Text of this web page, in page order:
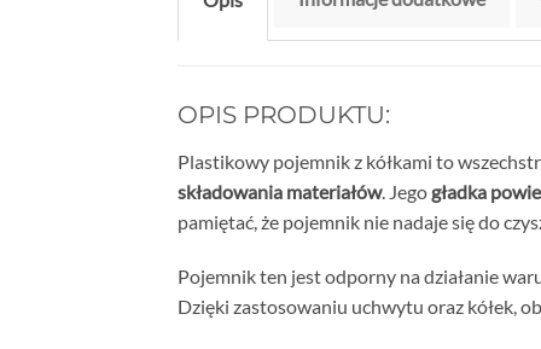
OPIS PRODUKTU:
Plastikowy pojemnik z kółkami to
składowania materiałów. Jego gładka
pamiętać, że pojemnik nie nadaje się do
Pojemnik ten jest odporny na działanie
Dzięki zastosowaniu uchwytu oraz kółek,